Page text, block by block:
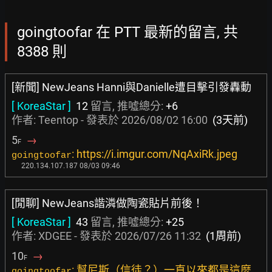
goingtoofar 在 PTT 最新的留言, 共
8388 則
[新聞] NewJeans Hanni與Danielle遭目擊引發轟動
[ KoreaStar ] 12 留言, 推噓總分: +6
作者: Teentop- 發表於 2026/08/02 16:00 (3天前)
5F →
goingtoofar: https://i.imgur.com/NqAxiRk.jpeg
220.134.107.187 08/03 09:46
[閒聊] NewJeans諧潾做陶瓷貼片前後！
[ KoreaStar ] 43 留言, 推噓總分: +25
作者: XDGEE- 發表於 2026/07/26 11:32 (1周前)
10F →